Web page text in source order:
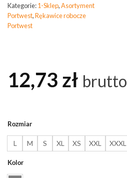
Kategorie:1-Sklep,Asortyment
Portwest,Rękawice robocze
Portwest
12,73 zł brutto
Rozmiar
L M S XL XS XXL XXXL
Kolor